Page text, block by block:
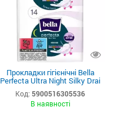
Прокладки гігієнічні Bella
Perfecta Ultra Night Silky Drai
14 шт
Код: 5900516305536
В наявності